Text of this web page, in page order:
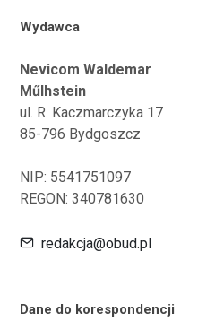
Wydawca
Nevicom Waldemar
Műlhstein
ul. R. Kaczmarczyka 17
85-796 Bydgoszcz
NIP: 5541751097
REGON: 340781630
redakcja@obud.pl
Dane do korespondencji